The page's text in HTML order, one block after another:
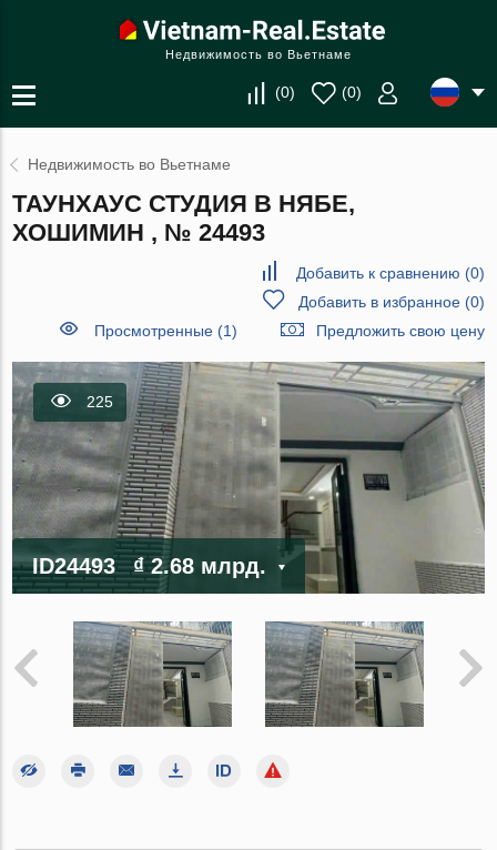
Недвижимость во Вьетнаме
(0) (0)
Недвижимость во Вьетнаме
ТАУНХАУС СТУДИЯ В НЯБЕ,
ХОШИМИН , № 24493
Добавить к сравнению (0)
Добавить в избранное(0)
Просмотренные (1)
Предложить свою цену
225
ID24493 ₫ 2.68 млрд.